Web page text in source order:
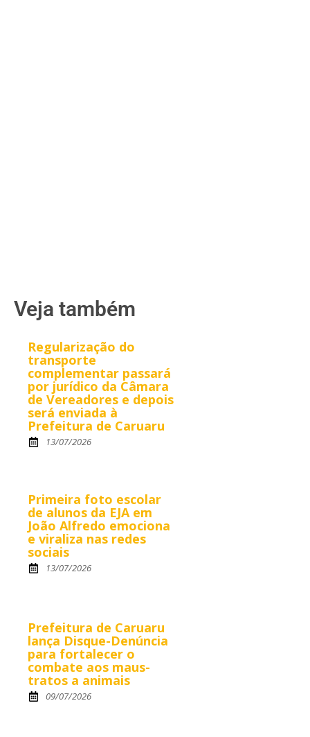
Veja também
Regularização do
transporte
complementar passará
por jurídico da Câmara
de Vereadores e depois
será enviada à
Prefeitura de Caruaru
13/07/2026
Primeira foto escolar
de alunos da EJA em
João Alfredo emociona
e viraliza nas redes
sociais
13/07/2026
Prefeitura de Caruaru
lança Disque-Denúncia
para fortalecer o
combate aos maus-
tratos a animais
09/07/2026